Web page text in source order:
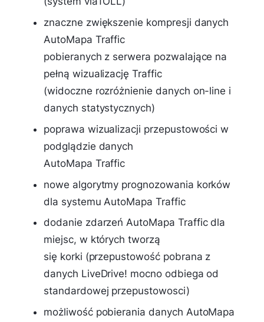
znaczne zwiększenie kompresji danych
AutoMapa Traffic
pobieranych z serwera pozwalające na
pełną wizualizację Traffic
(widoczne rozróżnienie danych on-line i
danych statystycznych)
poprawa wizualizacji przepustowości w
podglądzie danych
AutoMapa Traffic
nowe algorytmy prognozowania korków
dla systemu AutoMapa Traffic
dodanie zdarzeń AutoMapa Traffic dla
miejsc, w których tworzą
się korki (przepustowość pobrana z
danych LiveDrive! mocno odbiega od
standardowej przepustowosci)
możliwość pobierania danych AutoMapa